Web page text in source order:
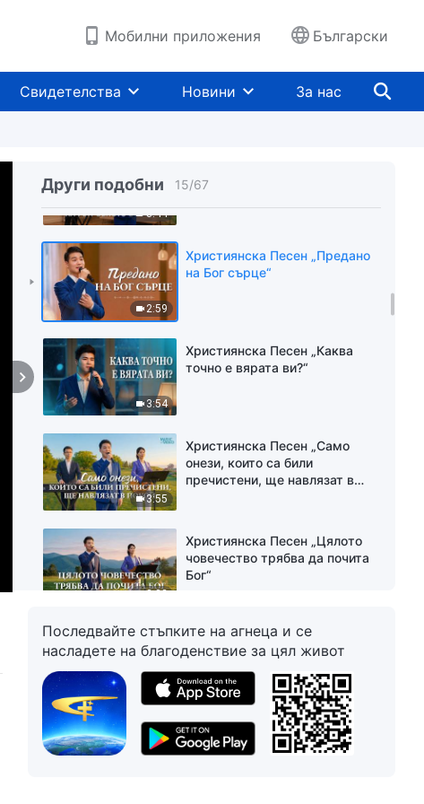
Мобилни приложения Български
Свидетелства Новини За нас
Други подобни 15/67
истината, могат да чуят Божия
глас“
3:44
„Сътвореното същество
трябва да се остави на
устроеното от Бог“
2:59
Християнска Песен „Предано
на Бог сърце“
3:54
Християнска Песен „Каква
точно е вярата ви?“
3:55
Християнска Песен „Само
онези, които са били
пречистени, ще навлязат в
3:22
Християнска Песен „Цялото
човечество трябва да почита
Бог“
5:04
Християнска Песен „Божията
смиреност е толкова
обичлива“
Християнска Песен
„Единственото Божие желание
Последвайте стъпките на агнеца и се
насладете на благоденствие за цял живот